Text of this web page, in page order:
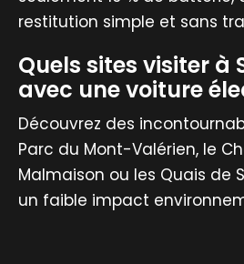
restitution simple et sans
Quels sites visiter à
avec une voiture
Découvrez des
Parc du Mont-Valérien, le
Malmaison ou les Quais de
un faible impact